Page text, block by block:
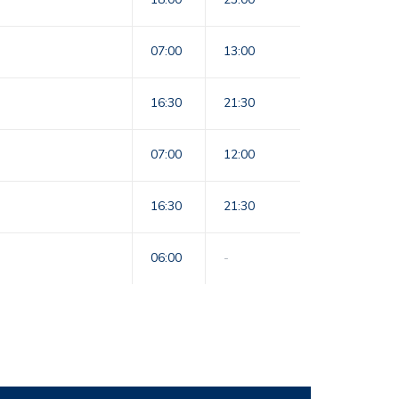
07:00 13:00
16:30 21:30
07:00 12:00
16:30 21:30
06:00 -